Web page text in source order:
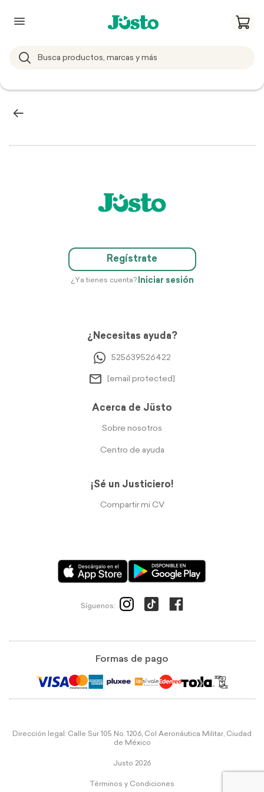
Regístrate
¿Ya tienes cuenta? Iniciar sesión
¿Necesitas ayuda?
525639526422
[email protected]
Acerca de Jüsto
Sobre nosotros
Centro de ayuda
¡Sé un Justiciero!
Compartir mi CV
Síguenos:
Formas de pago
Dirección legal: Calle Sur 105 No. 1206, Col Aeronáutica Militar, Ciudad
de México
Justo 2026
Términos y Condiciones